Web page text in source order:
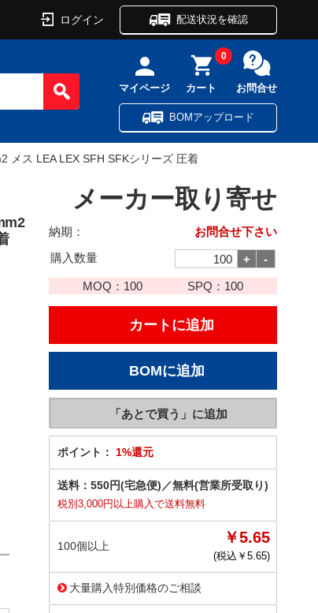
ログイン 配送状況を確認
マイページ カート
0
お問合せ
BOMアップロード
メス LEA LEX SFH SFKシリーズ 圧着
メーカー取り寄せ
納期：
お問合せ下さい
購入数量
MOQ： 100 SPQ： 100
ポイント： 1%還元
送料： 550円(宅急便) ／無料(営業所受取り)
税別3,000円以上購入で送料無料
100個以上 ￥5.65
(税込￥ 5.65)
大量購入特別価格のご相談